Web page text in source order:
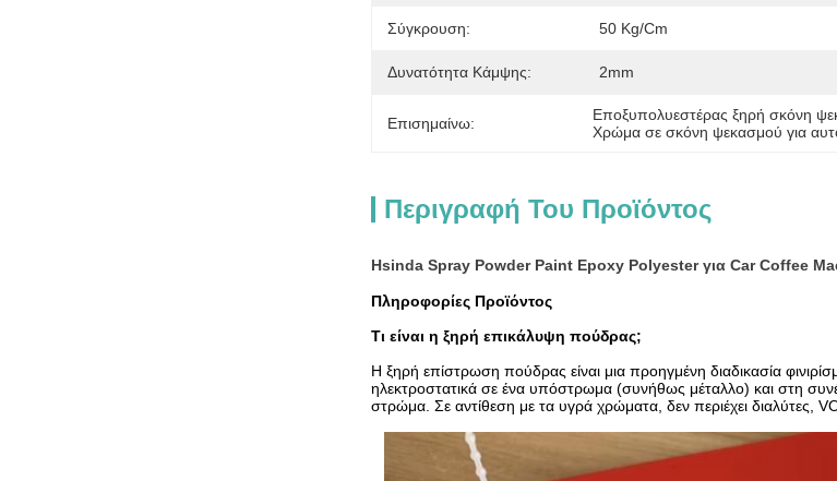
Σύγκρουση: 50 Kg/cm
Δυνατότητα Κάμψης: 2mm
Επισημαίνω: Εποξυπολυεστέρας ξηρή σκόνη
Χρώμα σε σκόνη ψεκασμού για
Περιγραφή Του Προϊόντος
Hsinda Spray Powder Paint Epoxy Polyester για Car Coffee
Πληροφορίες Προϊόντος
Τι είναι η ξηρή επικάλυψη πούδρας;
Η ξηρή επίστρωση πούδρας είναι μια προηγμένη διαδικασία
ηλεκτροστατικά σε ένα υπόστρωμα (συνήθως μέταλλο) και στη
στρώμα. Σε αντίθεση με τα υγρά χρώματα, δεν περιέχει διαλύτες,